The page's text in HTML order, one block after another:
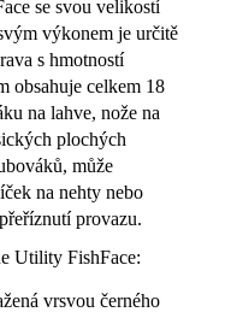
se svou velikostí
výkonem je určitě
s hmotností
obsahuje celkem 18
na lahve, nože na
plochých
může
na nehty nebo
provazu.
Utility FishFace:
vrsvou černého